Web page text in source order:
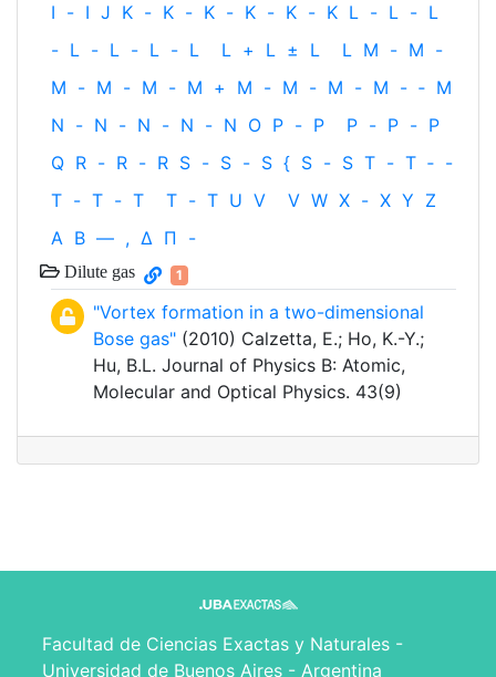
I - I J K - K - K - K - K - K L - L - L
- L - L - L - L L + L ± L L M - M -
M - M - M - M + M - M - M - M - ‐ M
N - N - N - N - N O P - P P - P - P
Q R - R - R S - S - S { S - S T - T ‐ -
T - T - T T - T U V V W X - X Y Z
Α Β — , Δ Π -
Dilute gas 1
"Vortex formation in a two-dimensional
Bose gas" (2010) Calzetta, E.; Ho, K.-Y.;
Hu, B.L. Journal of Physics B: Atomic,
Molecular and Optical Physics. 43(9)
Facultad de Ciencias Exactas y Naturales -
Universidad de Buenos Aires - Argentina